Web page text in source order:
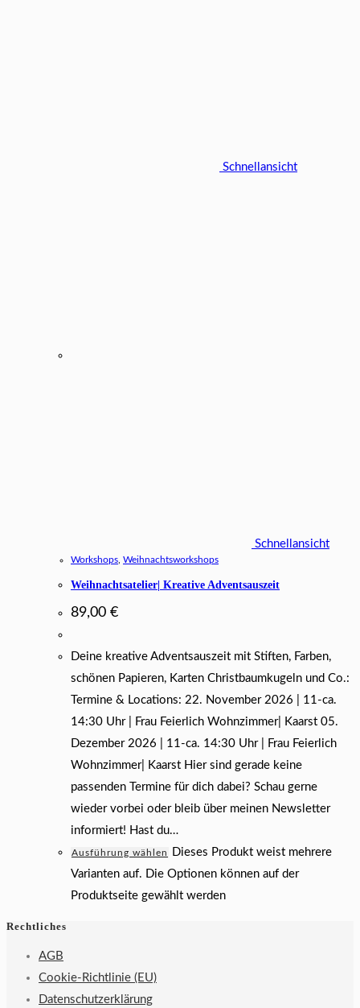
Schnellansicht
Schnellansicht
Workshops Weihnachtsworkshops
Weihnachtsatelier| Kreative Adventsauszeit
89,00 €
Deine kreative Adventsauszeit mit Stiften, Farben,
schönen Papieren, Karten Christbaumkugeln und Co.:
Termine & Locations: 22. November 2026 | 11-ca.
14:30 Uhr | Frau Feierlich Wohnzimmer| Kaarst 05.
Dezember 2026 | 11-ca. 14:30 Uhr | Frau Feierlich
Wohnzimmer| Kaarst Hier sind gerade keine
passenden Termine für dich dabei? Schau gerne
wieder vorbei oder bleib über meinen Newsletter
informiert! Hast du…
Ausführung wählen
Dieses Produkt weist mehrere
Varianten auf. Die Optionen können auf der
Produktseite gewählt werden
Rechtliches
AGB
Cookie-Richtlinie (EU)
Datenschutzerklärung